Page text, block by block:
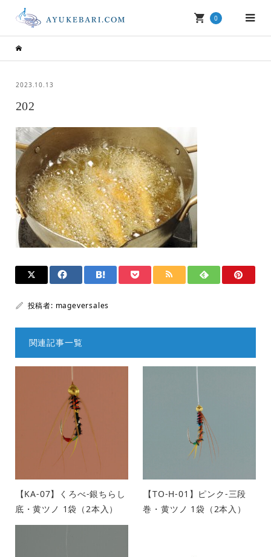
0
2023.10.13
202
投稿者: mageversales
関連記事一覧
【KA-07】くろべ-銀ちらし
底・黄ツノ 1袋（2本入）
【TO-H-01】ピンク-三段
巻・黄ツノ 1袋（2本入）